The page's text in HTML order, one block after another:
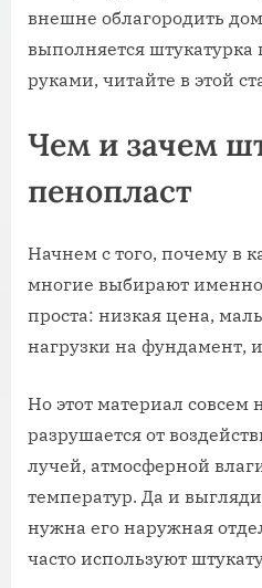
внешне облагородить
выполняется
руками, читайте в этой
Чем и зачем
пенопласт
Начнем с того, почему в
многие выбирают
проста: низкая цена,
нагрузки на фундамент,
Но этот материал совсем
разрушается от
лучей, атмосферной
температур. Да и
нужна его наружная
часто используют